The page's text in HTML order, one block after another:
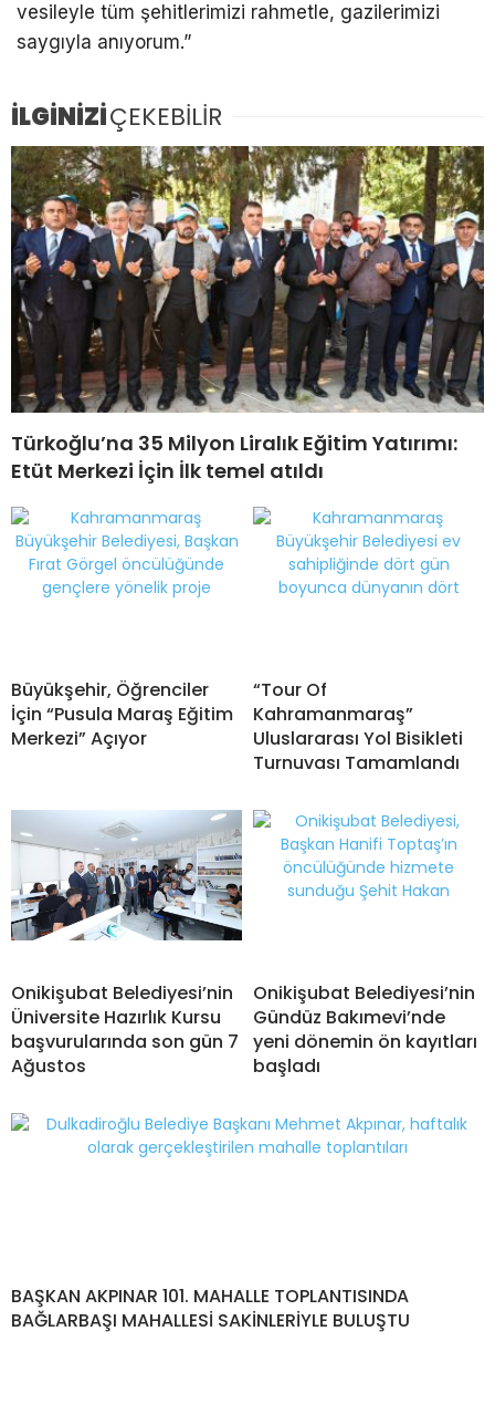
vesileyle tüm şehitlerimizi rahmetle, gazilerimizi
saygıyla anıyorum.”
İLGİNİZİÇEKEBİLİR
Türkoğlu’na 35 Milyon Liralık Eğitim Yatırımı:
Etüt Merkezi İçin İlk temel atıldı
Büyükşehir, Öğrenciler
İçin “Pusula Maraş Eğitim
Merkezi” Açıyor
“Tour Of
Kahramanmaraş”
Uluslararası Yol Bisikleti
Turnuvası Tamamlandı
Onikişubat Belediyesi’nin
Üniversite Hazırlık Kursu
başvurularında son gün 7
Ağustos
Onikişubat Belediyesi’nin
Gündüz Bakımevi’nde
yeni dönemin ön kayıtları
başladı
BAŞKAN AKPINAR 101. MAHALLE TOPLANTISINDA
BAĞLARBAŞI MAHALLESİ SAKİNLERİYLE BULUŞTU